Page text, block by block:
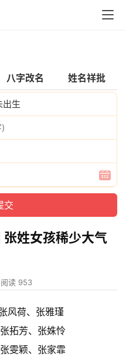
八字改名 姓名祥批
出生
姓女孩稀少大气
阅读 953
风荷、张雅瑾
拓芳、张姝怜
雯颖、张家霏